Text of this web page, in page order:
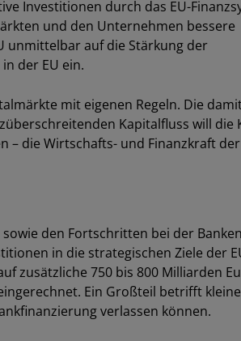
Investitionen durch das EU-
und den Unternehmen bessere
unmittelbar auf die Stärkung der
der EU ein.
mit eigenen Regeln. Die
Kapitalfluss will die
– die Wirtschafts- und Finanzkraft der
den Fortschritten bei der
in die strategischen Ziele der
zusätzliche 750 bis 800 Milliarden
Ein Großteil betrifft
verlassen können.